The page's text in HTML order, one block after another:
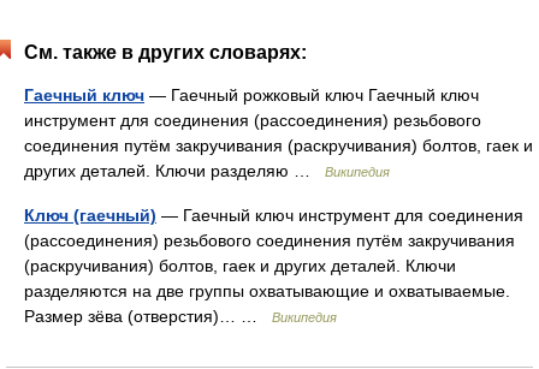
См. также в других словарях:
Гаечный ключ — Гаечный рожковый ключ Гаечный ключ
инструмент для соединения (рассоединения) резьбового
соединения путём закручивания (раскручивания) болтов, гаек и
других деталей. Ключи разделяю …
Википедия
Ключ (гаечный) — Гаечный ключ инструмент для соединения
(рассоединения) резьбового соединения путём закручивания
(раскручивания) болтов, гаек и других деталей. Ключи
разделяются на две группы охватывающие и охватываемые.
Размер зёва (отверстия)… …
Википедия